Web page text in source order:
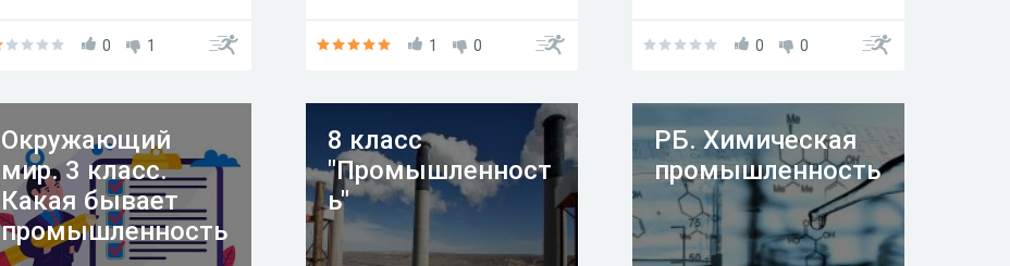
время,когда вы проходили и
0 1 1 0 0 0
Окружающий
мир. 3 класс.
Какая бывает
промышленность
8 класс
"Промышленност
ь"
РБ. Химическая
промышленность